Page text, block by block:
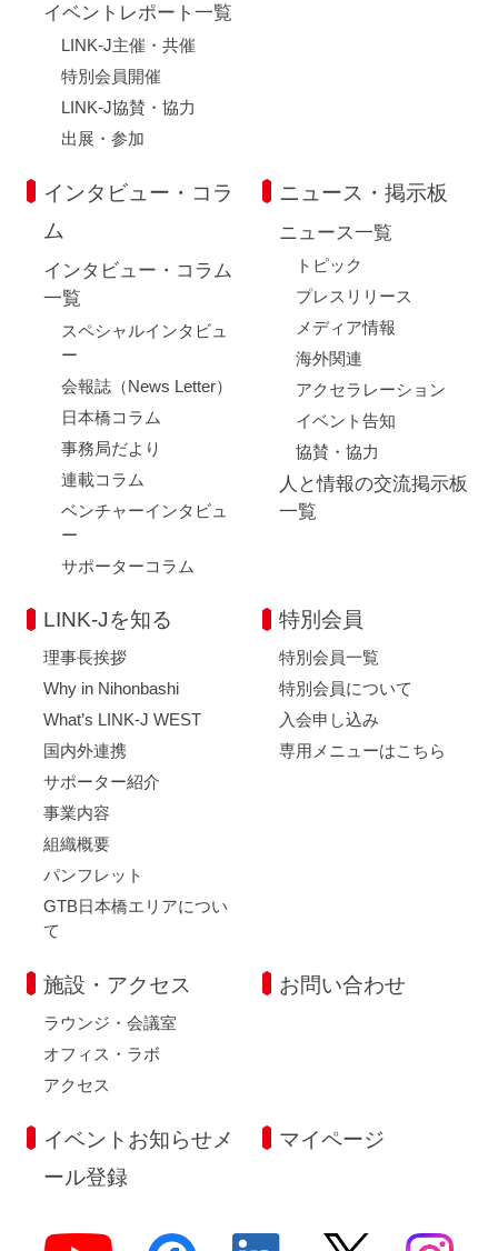
イベントレポート一覧
LINK-J主催・共催
特別会員開催
LINK-J協賛・協力
出展・参加
インタビュー・コラ
ム
インタビュー・コラム
一覧
スペシャルインタビュ
ー
会報誌（News Letter）
日本橋コラム
事務局だより
連載コラム
ベンチャーインタビュ
ー
サポーターコラム
ニュース・掲示板
ニュース一覧
トピック
プレスリリース
メディア情報
海外関連
アクセラレーション
イベント告知
協賛・協力
人と情報の交流掲示板
一覧
LINK-Jを知る
理事長挨拶
Why in Nihonbashi
What’s LINK-J WEST
国内外連携
サポーター紹介
事業内容
組織概要
パンフレット
GTB日本橋エリアについ
て
特別会員
特別会員一覧
特別会員について
入会申し込み
専用メニューはこちら
施設・アクセス
ラウンジ・会議室
オフィス・ラボ
アクセス
お問い合わせ
イベントお知らせメ
ール登録
マイページ